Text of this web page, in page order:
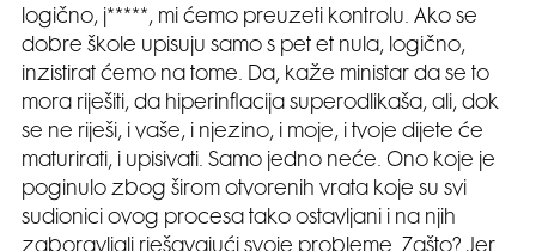
logično, j*****, mi ćemo preuzeti kontrolu. Ako se
dobre škole upisuju samo s pet et nula, logično,
inzistirat ćemo na tome. Da, kaže ministar da se to
mora riješiti, da hiperinflacija superodlikaša, ali, dok
se ne riješi, i vaše, i njezino, i moje, i tvoje dijete će
maturirati, i upisivati. Samo jedno neće. Ono koje je
poginulo zbog širom otvorenih vrata koje su svi
sudionici ovog procesa tako ostavljani i na njih